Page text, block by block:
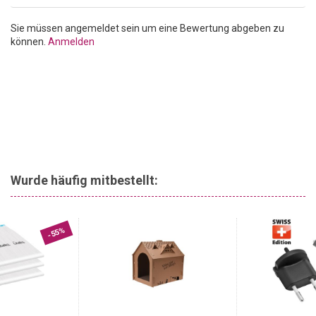
Sie müssen angemeldet sein um eine Bewertung abgeben zu
können. Anmelden
Wurde häufig mitbestellt:
-55%